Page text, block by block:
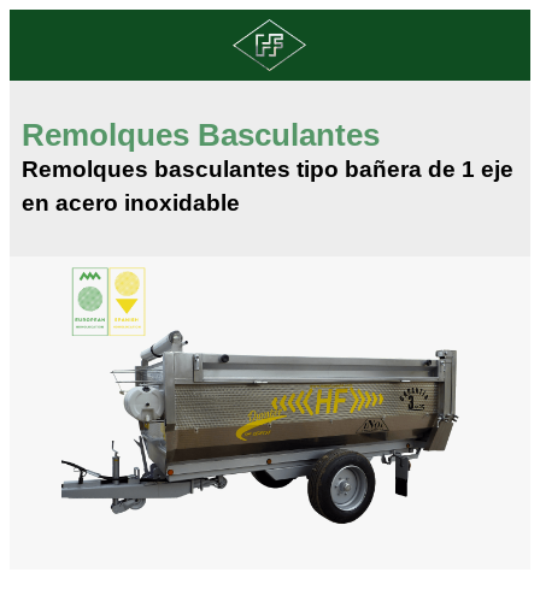
Remolques Basculantes
Remolques basculantes tipo bañera de 1 eje
en acero inoxidable